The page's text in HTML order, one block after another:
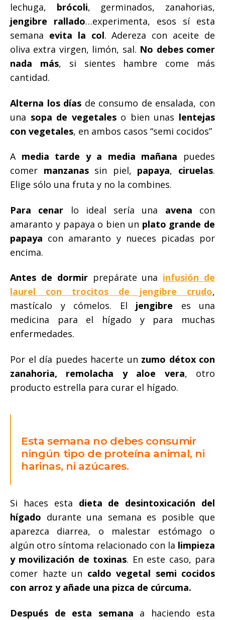
lechuga, brócoli, germinados, zanahorias,
jengibre rallado…experimenta, esos sí esta
semana evita la col. Adereza con aceite de
oliva extra virgen, limón, sal. No debes comer
nada más, si sientes hambre come más
cantidad.
Alterna los días de consumo de ensalada, con
una sopa de vegetaleso bien unas lentejas
con vegetales, en ambos casos “semi cocidos”
A media tarde y a media mañana puedes
comer manzanassin piel, papaya, ciruelas.
Elige sólo una fruta y no la combines.
Para cenar lo ideal sería una avena con
amaranto y papaya o bien un plato grande de
papaya con amaranto y nueces picadas por
encima.
Antes de dormirprepárate una infusión de
laurel con trocitos de jengibre crudo,
mastícalo y cómelos. El jengibre es una
medicina para el hígado y para muchas
enfermedades.
Por el día puedes hacerte un zumo détox con
zanahoria, remolacha y aloe vera, otro
producto estrella para curar el hígado.
Esta semana no debes consumir
ningún tipo de proteína animal, ni
harinas, ni azúcares.
Si haces esta dieta de desintoxicación del
hígado durante una semana es posible que
aparezca diarrea, o malestar estómago o
algún otro síntoma relacionado con la limpieza
y movilización de toxinas. En este caso, para
comer hazte un caldo vegetal semi cocidos
con arroz y añade una pizca de cúrcuma.
Después de esta semana a haciendo esta